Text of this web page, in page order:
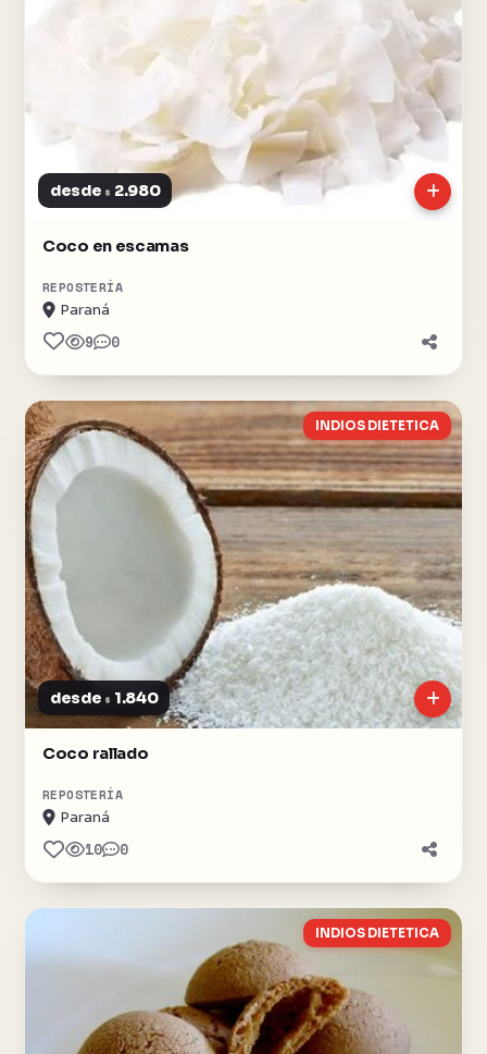
desde $ 2.980
Coco en escamas
REPOSTERÍA
Paraná
9 0
INDIOS DIETETICA
desde $ 1.840
Coco rallado
REPOSTERÍA
Paraná
10 0
INDIOS DIETETICA